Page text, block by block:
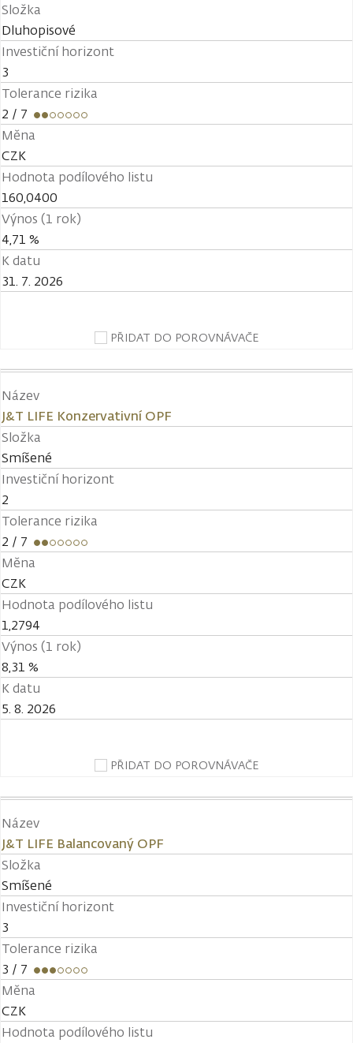
Složka
Dluhopisové
Investiční horizont
3
Tolerance rizika
2 / 7
Měna
CZK
Hodnota podílového listu
160,0400
Výnos (1 rok)
4,71 %
K datu
31. 7. 2026
PŘIDAT DO POROVNÁVAČE
Název
J&T LIFE Konzervativní OPF
Složka
Smíšené
Investiční horizont
2
Tolerance rizika
2 / 7
Měna
CZK
Hodnota podílového listu
1,2794
Výnos (1 rok)
8,31 %
K datu
5. 8. 2026
PŘIDAT DO POROVNÁVAČE
Název
J&T LIFE Balancovaný OPF
Složka
Smíšené
Investiční horizont
3
Tolerance rizika
3 / 7
Měna
CZK
Hodnota podílového listu